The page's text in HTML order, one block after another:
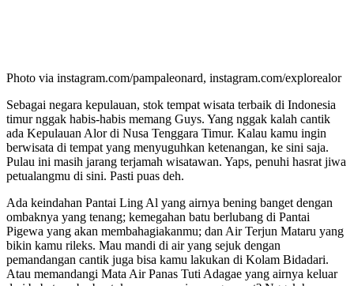
Photo via instagram.com/pampaleonard, instagram.com/explorealor
Sebagai negara kepulauan, stok tempat wisata terbaik di Indonesia
timur nggak habis-habis memang Guys. Yang nggak kalah cantik
ada Kepulauan Alor di Nusa Tenggara Timur. Kalau kamu ingin
berwisata di tempat yang menyuguhkan ketenangan, ke sini saja.
Pulau ini masih jarang terjamah wisatawan. Yaps, penuhi hasrat jiwa
petualangmu di sini. Pasti puas deh.
Ada keindahan Pantai Ling Al yang airnya bening banget dengan
ombaknya yang tenang; kemegahan batu berlubang di Pantai
Pigewa yang akan membahagiakanmu; dan Air Terjun Mataru yang
bikin kamu rileks. Mau mandi di air yang sejuk dengan
pemandangan cantik juga bisa kamu lakukan di Kolam Bidadari.
Atau memandangi Mata Air Panas Tuti Adagae yang airnya keluar